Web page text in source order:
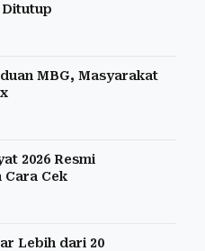
Ditutup
MBG, Masyarakat
2026 Resmi
Cara Cek
Lebih dari 20